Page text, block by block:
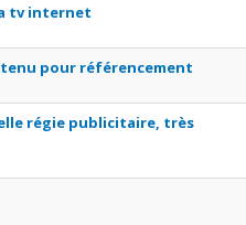
tv internet
pour référencement
régie publicitaire, très